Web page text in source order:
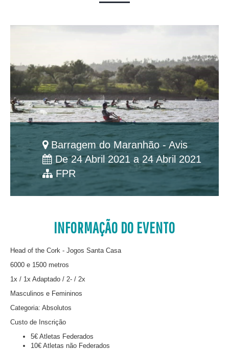
Barragem do Maranhão - Avis
De 24 Abril 2021 a 24 Abril 2021
FPR
INFORMAÇÃO DO EVENTO
Head of the Cork - Jogos Santa Casa
6000 e 1500 metros
1x / 1x Adaptado / 2- / 2x
Masculinos e Femininos
Categoria: Absolutos
Custo de Inscrição
5€ Atletas Federados
10€ Atletas não Federados